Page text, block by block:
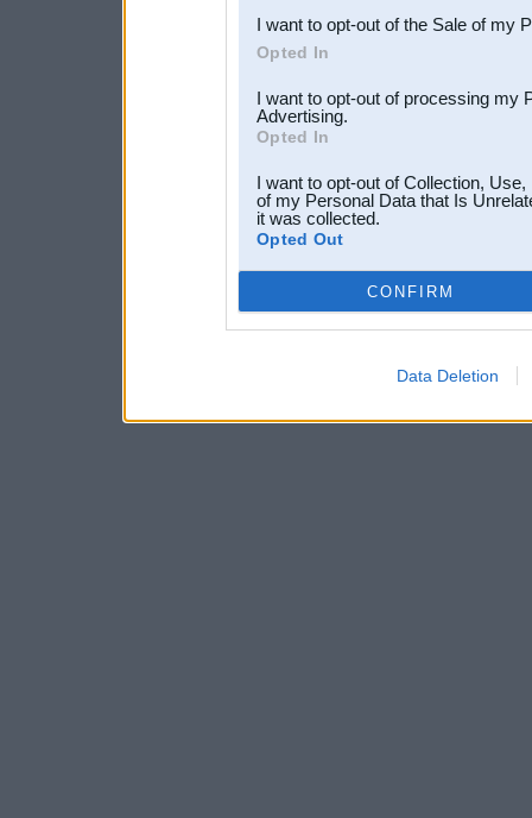
I want to opt-out of the Sale of my
Opted In
I want to opt-out of processing my
Advertising.
Opted In
I want to opt-out of Collection,
of my Personal Data that Is
it was collected.
Opted Out
CONFIRM
Data Deletion